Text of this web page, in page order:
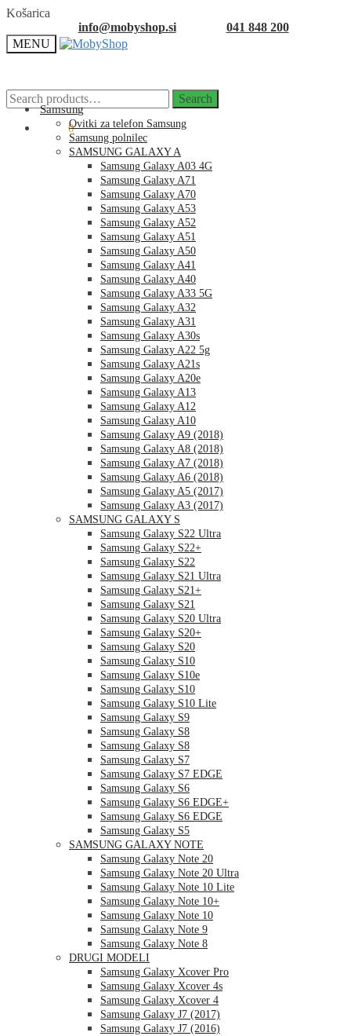
Skip
navigation
Skip
content
Košarica
info@mobyshop.si
041 848 200
MENU
Search
for:
Search
0.00€ 0
Samsung
Ovitki za telefon Samsung
Samsung polnilec
SAMSUNG GALAXY A
Samsung Galaxy A03 4G
Samsung Galaxy A71
Samsung Galaxy A70
Samsung Galaxy A53
Samsung Galaxy A52
Samsung Galaxy A51
Samsung Galaxy A50
Samsung Galaxy A41
Samsung Galaxy A40
Samsung Galaxy A33 5G
Samsung Galaxy A32
Samsung Galaxy A31
Samsung Galaxy A30s
Samsung Galaxy A22 5g
Samsung Galaxy A21s
Samsung Galaxy A20e
Samsung Galaxy A13
Samsung Galaxy A12
Samsung Galaxy A10
Samsung Galaxy A9 (2018)
Samsung Galaxy A8 (2018)
Samsung Galaxy A7 (2018)
Samsung Galaxy A6 (2018)
Samsung Galaxy A5 (2017)
Samsung Galaxy A3 (2017)
SAMSUNG GALAXY S
Samsung Galaxy S22 Ultra
Samsung Galaxy S22+
Samsung Galaxy S22
Samsung Galaxy S21 Ultra
Samsung Galaxy S21+
Samsung Galaxy S21
Samsung Galaxy S20 Ultra
Samsung Galaxy S20+
Samsung Galaxy S20
Samsung Galaxy S10
Samsung Galaxy S10e
Samsung Galaxy S10
Samsung Galaxy S10 Lite
Samsung Galaxy S9
Samsung Galaxy S8
Samsung Galaxy S8
Samsung Galaxy S7
Samsung Galaxy S7 EDGE
Samsung Galaxy S6
Samsung Galaxy S6 EDGE+
Samsung Galaxy S6 EDGE
Samsung Galaxy S5
SAMSUNG GALAXY NOTE
Samsung Galaxy Note 20
Samsung Galaxy Note 20 Ultra
Samsung Galaxy Note 10 Lite
Samsung Galaxy Note 10+
Samsung Galaxy Note 10
Samsung Galaxy Note 9
Samsung Galaxy Note 8
DRUGI MODELI
Samsung Galaxy Xcover Pro
Samsung Galaxy Xcover 4s
Samsung Galaxy Xcover 4
Samsung Galaxy J7 (2017)
Samsung Galaxy J7 (2016)